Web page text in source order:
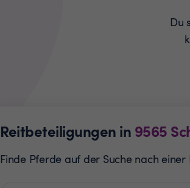
Du
Reitbeteiligungen in 9565
Finde Pferde auf der Suche nach einer